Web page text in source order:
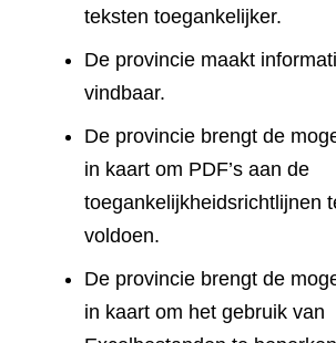
teksten toegankelijker.
De provincie maakt
vindbaar.
De provincie brengt de
in kaart om PDF’s aan de
toegankelijkheidsrichtlijnen
voldoen.
De provincie brengt de
in kaart om het gebruik van